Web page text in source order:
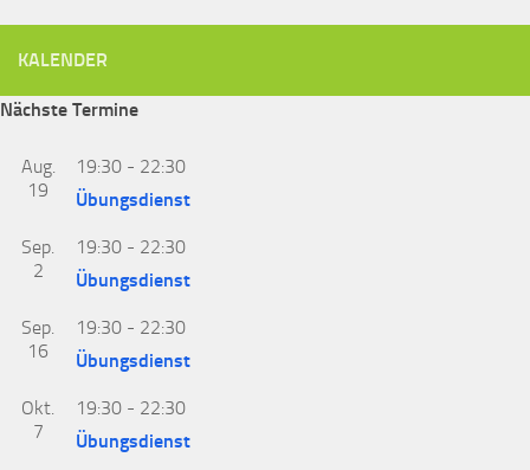
KALENDER
Nächste Termine
Aug.
19
19:30 - 22:30
Übungsdienst
Sep.
2
19:30 - 22:30
Übungsdienst
Sep.
16
19:30 - 22:30
Übungsdienst
Okt.
7
19:30 - 22:30
Übungsdienst